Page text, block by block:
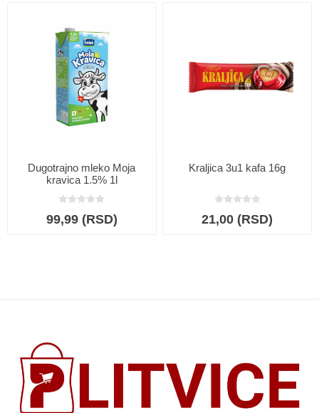
Dugotrajno mleko Moja
kravica 1.5% 1l
99,99 (RSD)
Kraljica 3u1 kafa 16g
21,00 (RSD)